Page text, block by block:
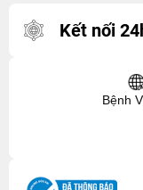
Kết nối
Bệnh